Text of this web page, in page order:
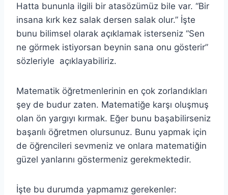
Hatta bununla ilgili bir atasözümüz bile var. “Bir
insana kırk kez salak dersen salak olur.” İşte
bunu bilimsel olarak açıklamak isterseniz “Sen
ne görmek istiyorsan beynin sana onu gösterir”
sözleriyle açıklayabiliriz.
Matematik öğretmenlerinin en çok zorlandıkları
şey de budur zaten. Matematiğe karşı oluşmuş
olan ön yargıyı kırmak. Eğer bunu başabilirseniz
başarılı öğretmen olursunuz. Bunu yapmak için
de öğrencileri sevmeniz ve onlara matematiğin
güzel yanlarını göstermeniz gerekmektedir.
İşte bu durumda yapmamız gerekenler: